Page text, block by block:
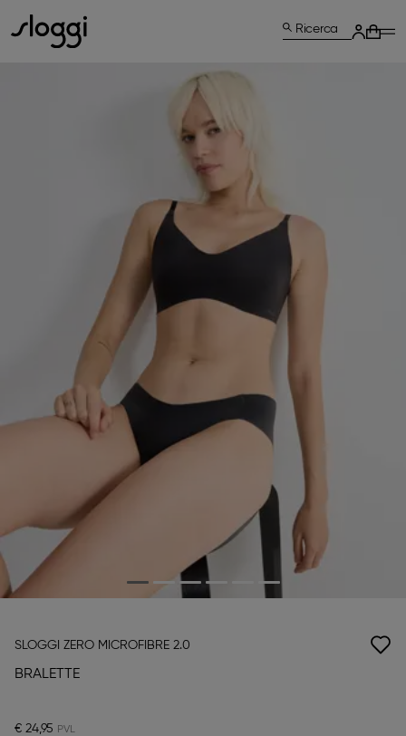
Ricerca
SLOGGI ZERO MICROFIBRE 2.0
BRALETTE
€ 24,95